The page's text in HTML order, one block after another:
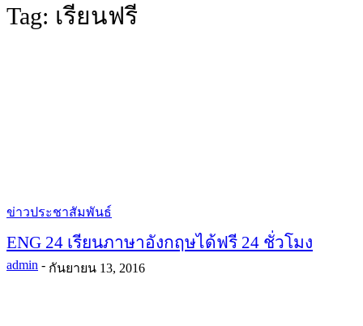
Tag: เรียนฟรี
ข่าวประชาสัมพันธ์
ENG 24 เรียนภาษาอังกฤษได้ฟรี 24 ชั่วโมง
admin - กันยายน 13, 2016